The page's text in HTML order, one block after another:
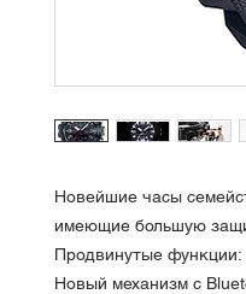
Новейшие часы
имеющие большую
Продвинутые функции:
Новый механизм с